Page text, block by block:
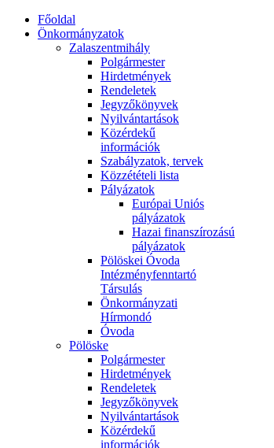
Főoldal
Önkormányzatok
Zalaszentmihály
Polgármester
Hirdetmények
Rendeletek
Jegyzőkönyvek
Nyilvántartások
Közérdekű
információk
Szabályzatok, tervek
Közzétételi lista
Pályázatok
Európai Uniós
pályázatok
Hazai finanszírozású
pályázatok
Pölöskei Óvoda
Intézményfenntartó
Társulás
Önkormányzati
Hírmondó
Óvoda
Pölöske
Polgármester
Hirdetmények
Rendeletek
Jegyzőkönyvek
Nyilvántartások
Közérdekű
információk